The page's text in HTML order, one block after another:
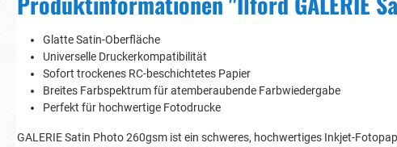
Glatte Satin-Oberfläche
Universelle Druckerkompatibilität
Sofort trockenes RC-beschichtetes Papier
Breites Farbspektrum für atemberaubende Farbwiedergabe
Perfekt für hochwertige Fotodrucke
GALERIE Satin Photo 260gsm ist ein schweres, hochwertiges Inkjet-